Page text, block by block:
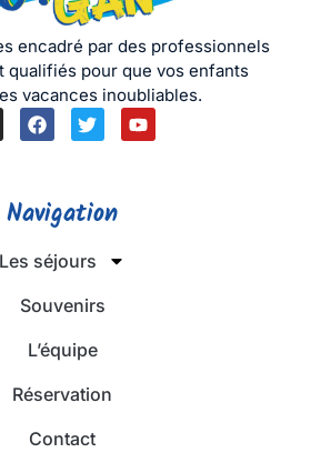
encadré par des professionnels
qualifiés pour que vos enfants
vacances inoubliables.
Navigation
Les séjours
Souvenirs
L’équipe
Réservation
Contact